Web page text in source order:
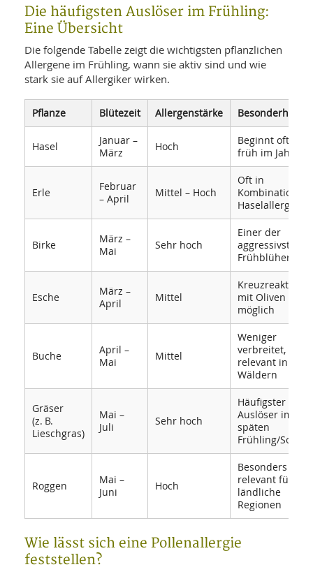
Die häufigsten Auslöser im Frühling:
Eine Übersicht
Die folgende Tabelle zeigt die wichtigsten pflanzlichen
Allergene im Frühling, wann sie aktiv sind und wie
stark sie auf Allergiker wirken.
Pflanze Blütezeit Allergenstärke Besonderheiten
Hasel
Januar –
März
Hoch
Beginnt oft sehr
früh im Jahr
Erle
Februar
– April
Mittel – Hoch
Oft in
Kombination
Haselallergie
Birke
März –
Mai
Sehr hoch
Einer der
aggressivsten
Frühblüher
Esche
März –
April
Mittel
mit Oliven
möglich
Buche
April –
Mai
Mittel
Weniger
verbreitet, aber
relevant in
Wäldern
Gräser
(z. B.
Lieschgras)
Mai –
Juli
Sehr hoch
Häufigster
Auslöser im
späten
Frühling/
Roggen
Mai –
Juni
Hoch
Besonders
relevant für
ländliche
Regionen
Wie lässt sich eine Pollenallergie
feststellen?